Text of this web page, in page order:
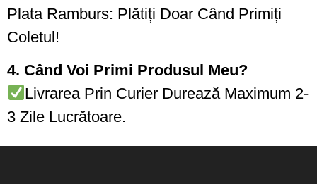
Plata Ramburs: Plătiți Doar Când Primiți
Coletul!
4. Când Voi Primi Produsul Meu?
Livrarea Prin Curier Durează Maximum 2-
3 Zile Lucrătoare.